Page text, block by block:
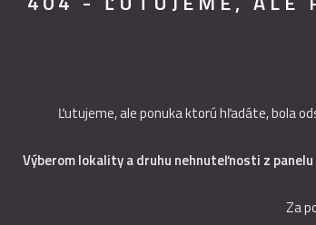
Ľutujeme, ale ponuka ktorú hľadáte, bola
Výberom lokality a druhu nehnuteľnosti z
Za